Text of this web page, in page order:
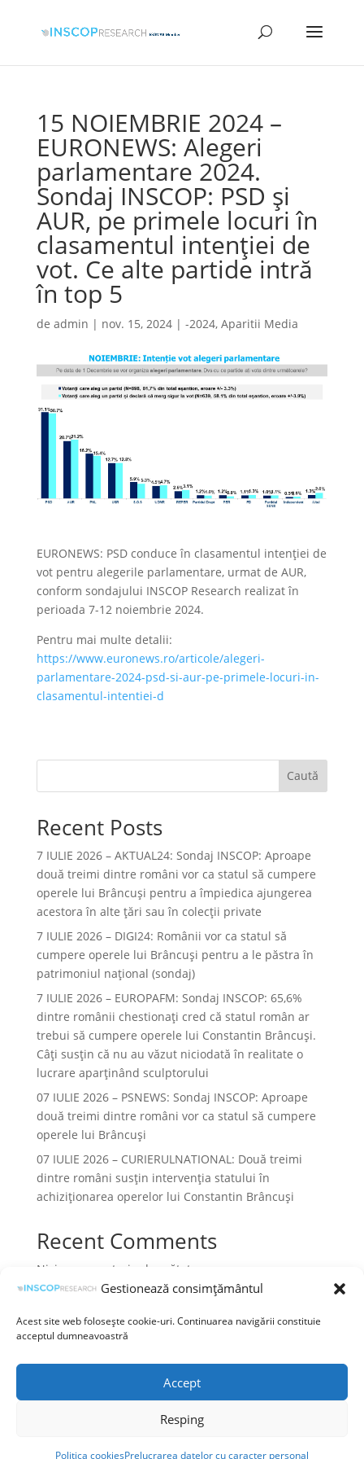
Gestionează consimțământul
Acest site web folosește cookie-uri. Continuarea navigării constituie
acceptul dumneavoastră
Accept
Resping
Politica cookiesPrelucrarea datelor cu caracter personal
15 NOIEMBRIE 2024 –
EURONEWS: Alegeri
parlamentare 2024.
Sondaj INSCOP: PSD și
AUR, pe primele locuri în
clasamentul intenției de
vot. Ce alte partide intră
în top 5
de admin | nov. 15, 2024| -2024, Aparitii Media
EURONEWS: PSD conduce în clasamentul intenției de
vot pentru alegerile parlamentare, urmat de AUR,
conform sondajului INSCOP Research realizat în
perioada 7-12 noiembrie 2024.
Pentru mai multe detalii:
https://www.euronews.ro/articole/alegeri-
parlamentare-2024-psd-si-aur-pe-primele-locuri-in-
clasamentul-intentiei-d
Caută
Recent Posts
7 IULIE 2026 – AKTUAL24: Sondaj INSCOP: Aproape
două treimi dintre români vor ca statul să cumpere
operele lui Brâncuşi pentru a împiedica ajungerea
acestora în alte ţări sau în colecţii private
7 IULIE 2026 – DIGI24: Românii vor ca statul să
cumpere operele lui Brâncuși pentru a le păstra în
patrimoniul național (sondaj)
7 IULIE 2026 – EUROPAFM: Sondaj INSCOP: 65,6%
dintre românii chestionați cred că statul român ar
trebui să cumpere operele lui Constantin Brâncuși.
Câți susțin că nu au văzut niciodată în realitate o
lucrare aparținând sculptorului
07 IULIE 2026 – PSNEWS: Sondaj INSCOP: Aproape
două treimi dintre români vor ca statul să cumpere
operele lui Brâncuși
07 IULIE 2026 – CURIERULNATIONAL: Două treimi
dintre români susțin intervenția statului în
achiziționarea operelor lui Constantin Brâncuși
Recent Comments
Niciun comentariu de arătat.
Prelucrarea datelor cu caracter personal
Politica cookies
©INSCOP Research